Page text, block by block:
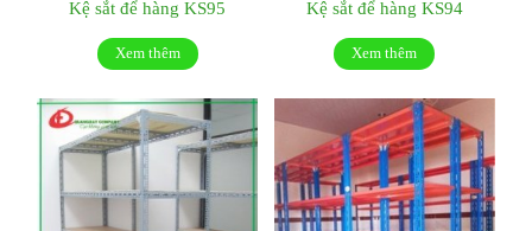
Kệ sắt để hàng KS95
Xem thêm
Kệ sắt để hàng KS94
Xem thêm